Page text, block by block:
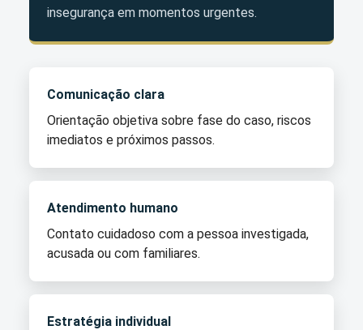
insegurança em momentos urgentes.
Comunicação clara
Orientação objetiva sobre fase do caso, riscos
imediatos e próximos passos.
Atendimento humano
Contato cuidadoso com a pessoa investigada,
acusada ou com familiares.
Estratégia individual